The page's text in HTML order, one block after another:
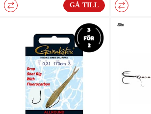
GÅ TILL